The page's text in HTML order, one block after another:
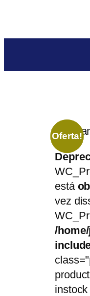
está
vez
/
Oferta!
Oferta!